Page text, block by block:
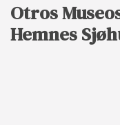
Otros
Hemnes